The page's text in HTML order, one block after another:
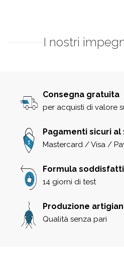
I nostri
Consegna gratuita
per acquisti di valore
Pagamenti sicuri al
Mastercard / Visa /
Formula
14 giorni di test
Produzione
Qualità senza pari